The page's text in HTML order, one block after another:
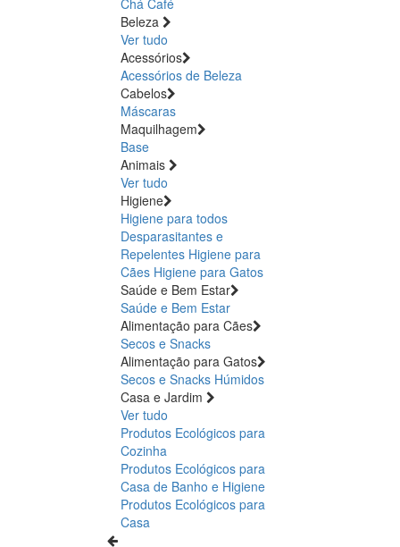
Beleza
Ver tudo
Acessórios
Acessórios de Beleza
Cabelos
Máscaras
Maquilhagem
Base
Animais
Ver tudo
Higiene
Higiene para todos
Desparasitantes e
Repelentes Higiene para
Cães Higiene para Gatos
Saúde e Bem Estar
Saúde e Bem Estar
Alimentação para Cães
Secos e Snacks
Alimentação para Gatos
Secos e Snacks Húmidos
Casa e Jardim
Ver tudo
Produtos Ecológicos para
Cozinha
Produtos Ecológicos para
Casa de Banho e Higiene
Produtos Ecológicos para
Casa